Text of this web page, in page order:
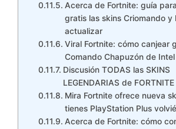
Acerca de Fortnite: guía
gratis las skins Criomando y
actualizar
Viral Fortnite: cómo canjear
Comando Chapuzón de
Discusión TODAS las SKINS
LEGENDARIAS de FORTNITE
Mira Fortnite ofrece nueva
tienes PlayStation Plus
Acerca de Fortnite: cómo